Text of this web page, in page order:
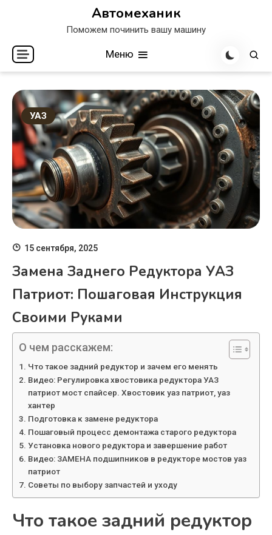
Автомеханик
Поможем починить вашу машину
Меню
УАЗ
15 сентября, 2025
Замена Заднего Редуктора УАЗ
Патриот: Пошаговая Инструкция
Своими Руками
О чем расскажем:
Что такое задний редуктор и зачем его менять
Видео: Регулировка хвостовика редуктора УАЗ
патриот мост спайсер. Хвостовик уаз патриот, уаз
хантер
Подготовка к замене редуктора
Пошаговый процесс демонтажа старого редуктора
Установка нового редуктора и завершение работ
Видео: ЗАМЕНА подшипников в редукторе мостов уаз
патриот
Советы по выбору запчастей и уходу
Что такое задний редуктор